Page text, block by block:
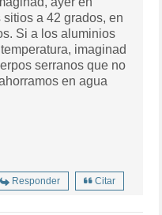
a 42 grados, en
Si a los aluminios
imaginad
serranos que no
en agua
Responder Citar